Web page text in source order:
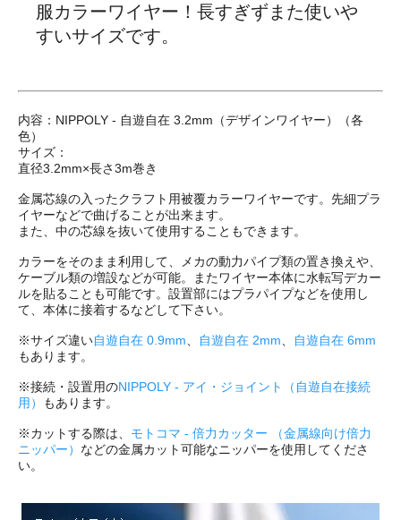
服カラーワイヤー！長すぎずまた使いや
すいサイズです。
内容：NIPPOLY - 自遊自在 3.2mm（デザインワイヤー）（各
色）
サイズ：
直径3.2mm×長さ3m巻き
金属芯線の入ったクラフト用被覆カラーワイヤーです。先細プラ
イヤーなどで曲げることが出来ます。
また、中の芯線を抜いて使用することもできます。
カラーをそのまま利用して、メカの動力パイプ類の置き換えや、
ケーブル類の増設などが可能。またワイヤー本体に水転写デカー
ルを貼ることも可能です。設置部にはプラパイプなどを使用し
て、本体に接着するなどして下さい。
※サイズ違い自遊自在 0.9mm 自遊自在 2mm
自遊自在 6mm
もあります。
※接続・設置用のNIPPOLY - アイ・ジョイント（自遊自在接続
用）
もあります。
※カットする際は、 モトコマ - 倍力カッター （金属線向け倍力
ニッパー） などの金属カット可能なニッパーを使用してくださ
い。